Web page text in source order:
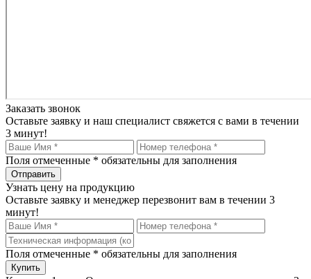
Заказать звонок
Оставьте заявку и наш специалист свяжется с вами в течении
3 минут!
Поля отмеченные * обязательны для заполнения
Узнать цену на продукцию
Оставьте заявку и менеджер перезвонит вам в течении 3
минут!
Поля отмеченные * обязательны для заполнения